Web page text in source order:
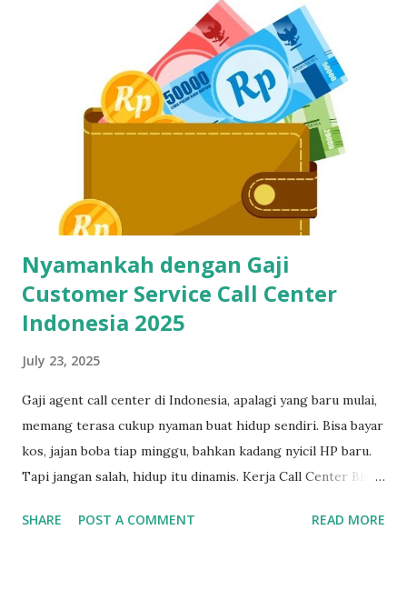
bikin pelanggan frustasi. Nah, biar gak ketinggalan dan
ditinggal recruiter, yuk simak cara belajar touch typing
yang cepat, gratis, dan 100% bisa dilakukan siapa aja—even
yang gaptek sekalipun. Kenapa Skill Mengetik Itu Penting
Buat CS dan Job Online Lainnya? Di dunia kerja digital
sekarang, kecepatan dan ketepatan adalah segalanya. Gak
cuma buat call center, tapi juga buat virtual assistant, admin
remote, customer service e-commerce, bahkan freelance
data entry. Semuanya butuh skil...
Nyamankah dengan Gaji
Customer Service Call Center
Indonesia 2025
July 23, 2025
Gaji agent call center di Indonesia, apalagi yang baru mulai,
memang terasa cukup nyaman buat hidup sendiri. Bisa bayar
kos, jajan boba tiap minggu, bahkan kadang nyicil HP baru.
Tapi jangan salah, hidup itu dinamis. Kerja Call Center Bisa
dari itu, kalau sekarang masih betah kerja sebagai customer
SHARE POST A COMMENT READ MORE